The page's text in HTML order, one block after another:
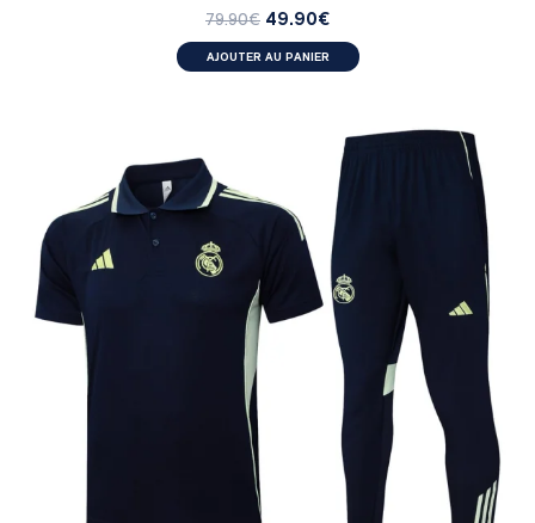
79.90€ 49.90€
AJOUTER AU PANIER